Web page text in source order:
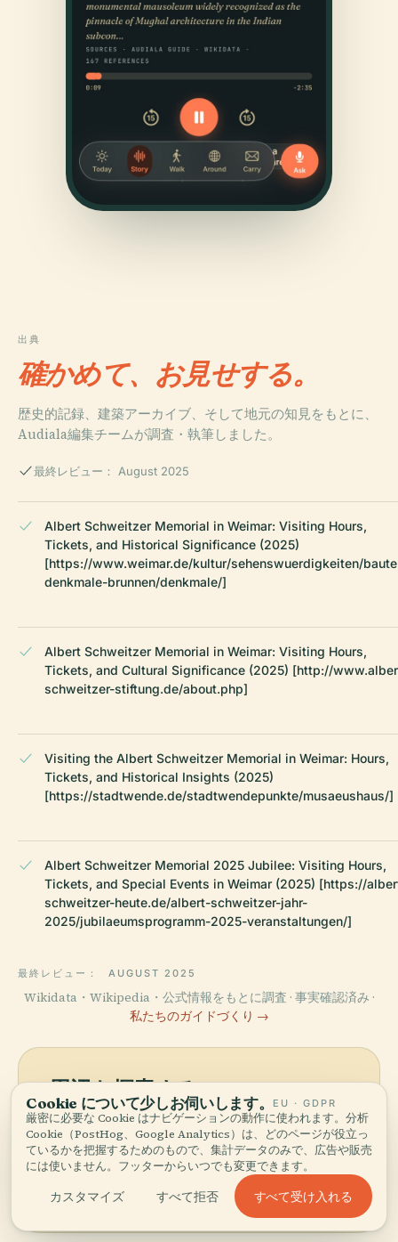
出典
確かめて、お見せする。
歴史的記録、建築アーカイブ、そして地元の知見をもとに、
Audiala編集チームが調査・執筆しました。
最終レビュー： August 2025
Albert Schweitzer Memorial in Weimar: Visiting Hours,
Tickets, and Historical Significance (2025)
[https://www.weimar.de/kultur/sehenswuerdigkeiten/
denkmale-brunnen/denkmale/]
Albert Schweitzer Memorial in Weimar: Visiting Hours,
Tickets, and Cultural Significance (2025) [http://
schweitzer-stiftung.de/about.php]
Visiting the Albert Schweitzer Memorial in Weimar: Hours,
Tickets, and Historical Insights (2025)
[https://stadtwende.de/stadtwendepunkte/musaeushaus/]
Albert Schweitzer Memorial 2025 Jubilee: Visiting Hours,
Tickets, and Special Events in Weimar (2025) [https://
schweitzer-heute.de/albert-schweitzer-jahr-
2025/jubilaeumsprogramm-2025-veranstaltungen/]
最終レビュー： AUGUST 2025
Wikidata・Wikipedia・公式情報をもとに調査 · 事実確認済み ·
私たちのガイドづくり →
周辺を探索する
アルベルト・シュヴァイツァ
ー記念および交流施設財団ヴ
ァイマールを地図で見て、近
くに何があるか発見しましょ
う。
地図を見る
Cookie について少しお伺いします。 EU · GDPR
厳密に必要な Cookie はナビゲーションの動作に使われます。分析
Cookie（PostHog、Google Analytics）は、どのページが役立っ
ているかを把握するためのもので、集計データのみで、広告や販売
には使いません。フッターからいつでも変更できます。
カスタマイズ すべて拒否 すべて受け入れる